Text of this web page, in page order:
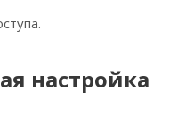
настройка